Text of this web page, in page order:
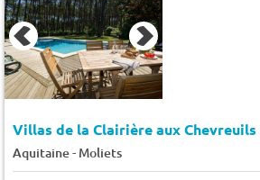
Villas de la Clairière aux Chevreuils
Aquitaine- Moliets